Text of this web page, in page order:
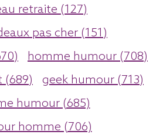
retraite (127)
pas cher (151)
homme humour (708)
(689)
geek humour (713)
humour (685)
homme (706)